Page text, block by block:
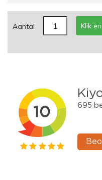
Aantal Klik